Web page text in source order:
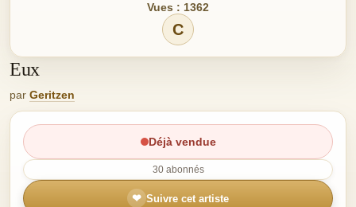
Vues : 1362
C
Eux
par Geritzen
Déjà vendue
30 abonnés
❤ Suivre cet artiste